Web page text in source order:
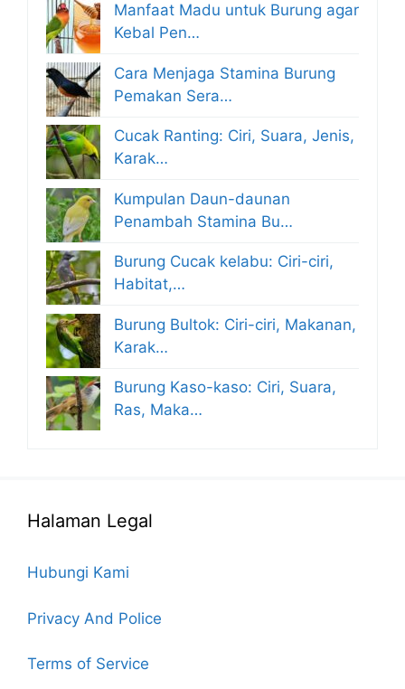
Manfaat Madu untuk Burung agar
Kebal Pen…
Cara Menjaga Stamina Burung
Pemakan Sera…
Cucak Ranting: Ciri, Suara, Jenis,
Karak…
Kumpulan Daun-daunan
Penambah Stamina Bu…
Burung Cucak kelabu: Ciri-ciri,
Habitat,…
Burung Bultok: Ciri-ciri, Makanan,
Karak…
Burung Kaso-kaso: Ciri, Suara,
Ras, Maka…
Halaman Legal
Hubungi Kami
Privacy And Police
Terms of Service